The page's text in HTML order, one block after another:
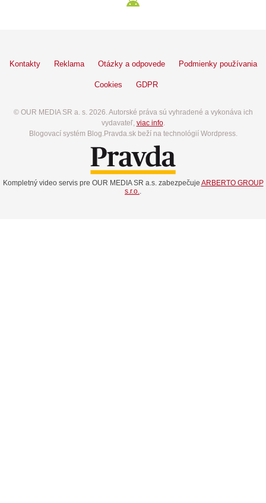
Kontakty Reklama Otázky a odpovede Podmienky používania
Cookies GDPR
© OUR MEDIA SR a. s. 2026. Autorské práva sú vyhradené a vykonáva ich
vydavateľ, viac info.
Blogovací systém Blog.Pravda.sk beží na technológií Wordpress.
Kompletný video servis pre OUR MEDIA SR a.s. zabezpečuje ARBERTO GROUP
s.r.o.